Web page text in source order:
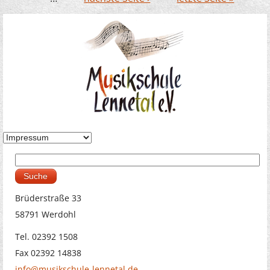
Suchformular
Brüderstraße 33
58791 Werdohl
Tel. 02392 1508
Fax 02392 14838